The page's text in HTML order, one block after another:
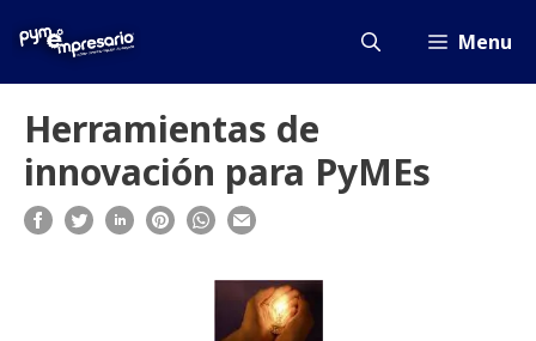
Menu
Herramientas de
innovación para PyMEs